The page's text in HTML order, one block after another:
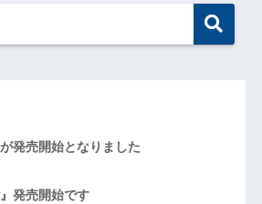
発売開始となりました
発売開始です